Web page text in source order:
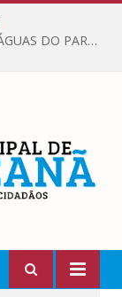
VEREADORES SE REUNÉM COM EMPRESA ÁGUAS DO PARÁ, PARA APRESENTAR REIVINDICAÇÕES E MELHORIAS NA QUALIDADE DOS SERVIÇOS OFERECIDOS Á POPULAÇÃO.